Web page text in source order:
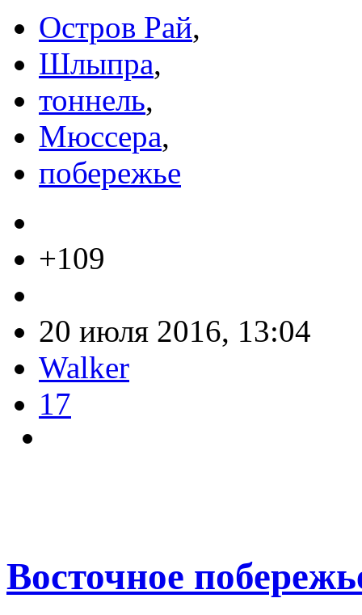
Остров Рай,
Шлыпра,
тоннель,
Мюссера,
побережье
+109
20 июля 2016, 13:04
Walker
17
Восточное